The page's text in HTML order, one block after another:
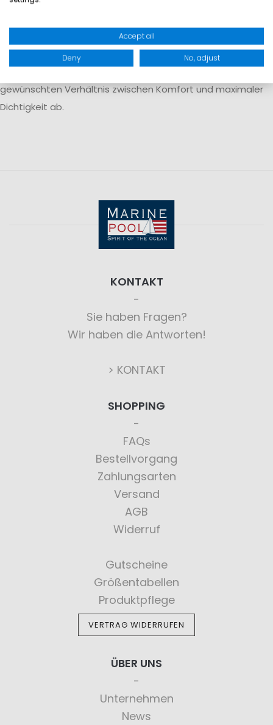
angenehmen Sitz an Hals und Handgelenken, während
Latexmanschetten stärker abdichten und das Eindringen
gewünschten Verhältnis zwischen Komfort und maximaler
Dichtigkeit ab.
KONTAKT
Sie haben Fragen?
Wir haben die Antworten!
> KONTAKT
SHOPPING
FAQs
Bestellvorgang
Zahlungsarten
Versand
AGB
Widerruf
Gutscheine
Größentabellen
Produktpflege
VERTRAG WIDERRUFEN
ÜBER UNS
Unternehmen
News
Accept all
Deny No, adjust